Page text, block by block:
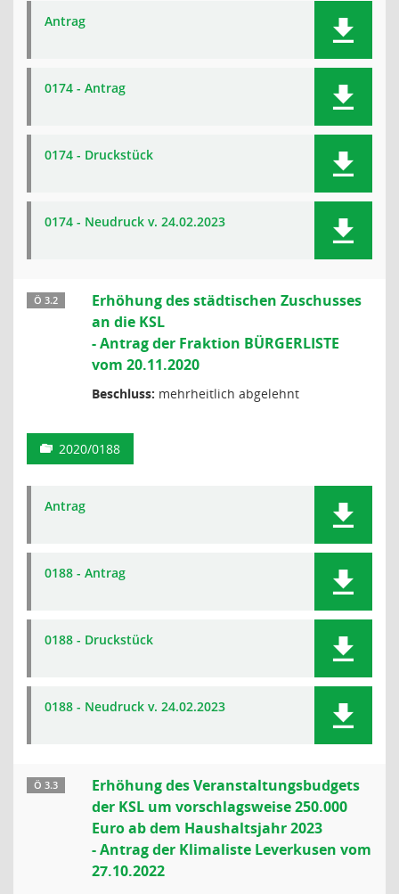
Antrag
0174 - Antrag
0174 - Druckstück
0174 - Neudruck v. 24.02.2023
Ö 3.2
Erhöhung des städtischen Zuschusses
an die KSL
- Antrag der Fraktion BÜRGERLISTE
vom 20.11.2020
Beschluss: mehrheitlich abgelehnt
2020/0188
Antrag
0188 - Antrag
0188 - Druckstück
0188 - Neudruck v. 24.02.2023
Ö 3.3
Erhöhung des Veranstaltungsbudgets
der KSL um vorschlagsweise 250.000
Euro ab dem Haushaltsjahr 2023
- Antrag der Klimaliste Leverkusen vom
27.10.2022